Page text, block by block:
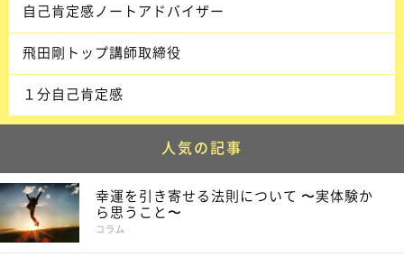
自己肯定感ノートアドバイザー
飛田剛トップ講師取締役
１分自己肯定感
人気の記事
幸運を引き寄せる法則について 〜実体験か
ら思うこと〜
コラム